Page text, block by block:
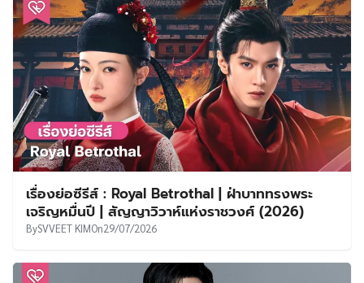
เรื่องย่อซีรีส์ : Royal Betrothal | ฝ่าบาททรงพระ
เจริญหมื่นปี | สัญญาวิวาห์แห่งราชวงศ์ (2026)
BySVVEET KIMOn29/07/2026